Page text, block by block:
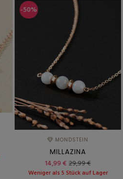
-50%
MONDSTEIN
MILLAZINA
14,99 € 29,99 €
Weniger als 5 Stück auf Lager